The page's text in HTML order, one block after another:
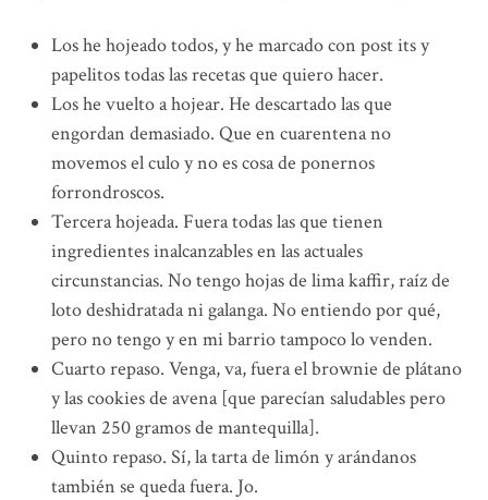
Los he hojeado todos, y he marcado con post its y
papelitos todas las recetas que quiero hacer.
Los he vuelto a hojear. He descartado las que
engordan demasiado. Que en cuarentena no
movemos el culo y no es cosa de ponernos
forrondroscos.
Tercera hojeada. Fuera todas las que tienen
ingredientes inalcanzables en las actuales
circunstancias. No tengo hojas de lima kaffir, raíz de
loto deshidratada ni galanga. No entiendo por qué,
pero no tengo y en mi barrio tampoco lo venden.
Cuarto repaso. Venga, va, fuera el brownie de plátano
y las cookies de avena [que parecían saludables pero
llevan 250 gramos de mantequilla].
Quinto repaso. Sí, la tarta de limón y arándanos
también se queda fuera. Jo.